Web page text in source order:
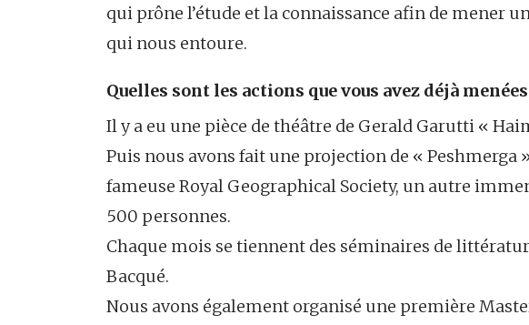
qui prône l’étude et la connaissance afin de mener
qui nous entoure.
Quelles sont les actions que vous avez déjà
Il y a eu une pièce de théâtre de Gerald Garutti «
Puis nous avons fait une projection de « Peshmerga
fameuse Royal Geographical Society, un autre
500 personnes.
Chaque mois se tiennent des séminaires de
Bacqué.
Nous avons également organisé une première